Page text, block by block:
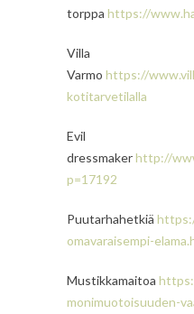
torppa https://
Villa
Varmo https://
kotitarvetilalla
Evil
dressmakerhttp://
p=17192
Puutarhahetkiä
omavaraisempi-
Mustikkamaitoa
monimuotoisuuden-